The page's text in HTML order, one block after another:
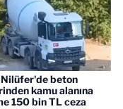
Nilüfer'de beton
kamu alanına
150 bin TL ceza